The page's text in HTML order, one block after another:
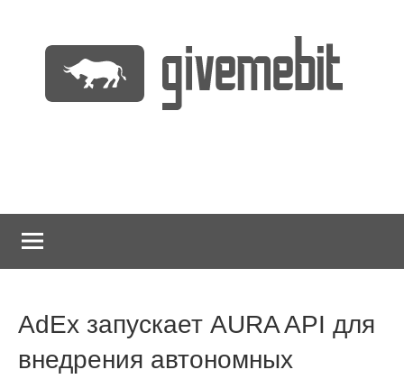
содержимому
AdEx запускает AURA API для
внедрения автономных